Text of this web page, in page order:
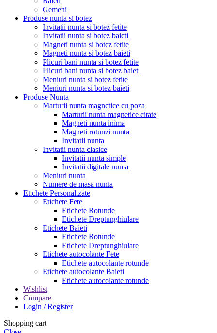
Gemeni
Produse nunta si botez
Invitatii nunta si botez fetite
Invitatii nunta si botez baieti
Magneti nunta si botez fetite
Magneti nunta si botez baieti
Plicuri bani nunta si botez fetite
Plicuri bani nunta si botez baieti
Meniuri nunta si botez fetite
Meniuri nunta si botez baieti
Produse Nunta
Marturii nunta magnetice cu poza
Marturii nunta magnetice citate
Magneti nunta inima
Magneti rotunzi nunta
Invitatii nunta
Invitatii nunta clasice
Invitatii nunta simple
Invitatii digitale nunta
Meniuri nunta
Numere de masa nunta
Etichete Personalizate
Etichete Fete
Etichete Rotunde
Etichete Dreptunghiulare
Etichete Baieti
Etichete Rotunde
Etichete Dreptunghiulare
Etichete autocolante Fete
Etichete autocolante rotunde
Etichete autocolante Baieti
Etichete autocolante rotunde
Wishlist
Compare
Login / Register
Shopping cart